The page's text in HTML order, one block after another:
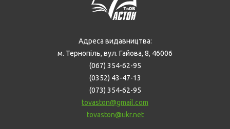
Адреса видавництва:
м. Тернопіль, вул. Гайова, 8, 46006
(067) 354-62-95
(0352) 43-47-13
(073) 354-62-95
tovaston@gmail.com
tovaston@ukr.net